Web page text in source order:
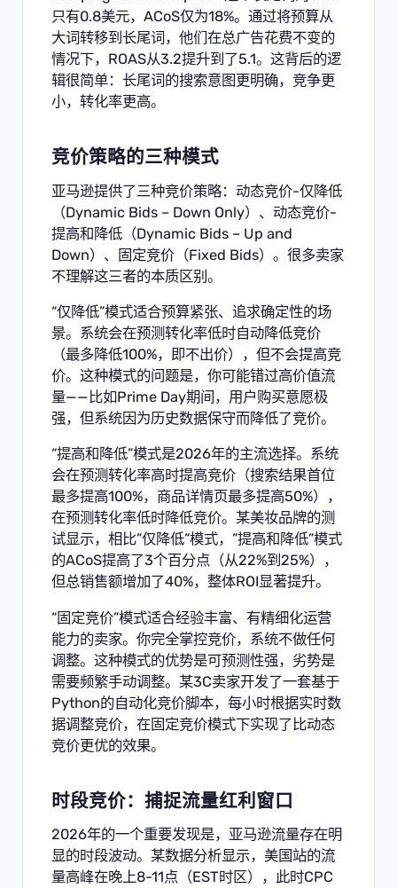
只有0.8美元，ACoS仅为18%。通过将预算从
大词转移到长尾词，他们在总广告花费不变的
情况下，ROAS从3.2提升到了5.1。这背后的逻
辑很简单：长尾词的搜索意图更明确，竞争更
小，转化率更高。
竞价策略的三种模式
亚马逊提供了三种竞价策略：动态竞价-仅降低
（Dynamic Bids – Down Only）、动态竞价-
提高和降低（Dynamic Bids – Up and
Down）、固定竞价（Fixed Bids）。很多卖家
不理解这三者的本质区别。
“仅降低”模式适合预算紧张、追求确定性的场
景。系统会在预测转化率低时自动降低竞价
（最多降低100%，即不出价），但不会提高竞
价。这种模式的问题是，你可能错过高价值流
量——比如Prime Day期间，用户购买意愿极
强，但系统因为历史数据保守而降低了竞价。
“提高和降低”模式是2026年的主流选择。系统
会在预测转化率高时提高竞价（搜索结果首位
最多提高100%，商品详情页最多提高50%），
在预测转化率低时降低竞价。某美妆品牌的测
试显示，相比”仅降低”模式，”提高和降低”模式
的ACoS提高了3个百分点（从22%到25%），
但总销售额增加了40%，整体ROI显著提升。
“固定竞价”模式适合经验丰富、有精细化运营
能力的卖家。你完全掌控竞价，系统不做任何
调整。这种模式的优势是可预测性强，劣势是
需要频繁手动调整。某3C卖家开发了一套基于
Python的自动化竞价脚本，每小时根据实时数
据调整竞价，在固定竞价模式下实现了比动态
竞价更优的效果。
时段竞价：捕捉流量红利窗口
2026年的一个重要发现是，亚马逊流量存在明
显的时段波动。某数据分析显示，美国站的流
量高峰在晚上8-11点（EST时区），此时CPC